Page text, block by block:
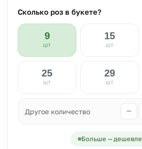
Сколько роз в букете?
9
шт
15
шт
25
шт
29
шт
Другое количество −
Больше — дешевле